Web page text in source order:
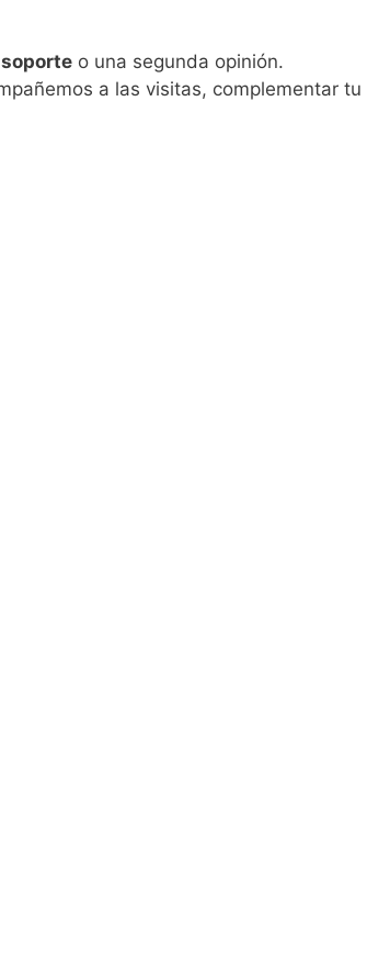
o una segunda opinión.
a las visitas, complementar tu